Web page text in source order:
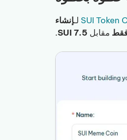
SUI Token
إنشاء
مقابل 7.5 SUI
.